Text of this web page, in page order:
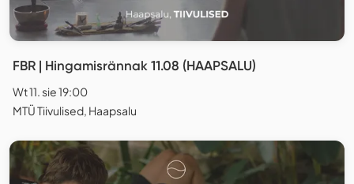
FBR | Hingamisrännak 11.08 (HAAPSALU)
Wt 11. sie 19:00
MTÜ Tiivulised, Haapsalu